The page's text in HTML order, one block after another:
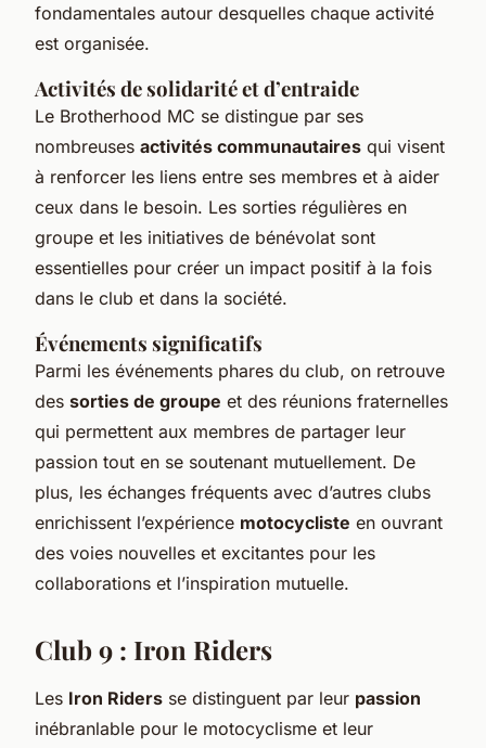
fondamentales autour desquelles chaque activité
est organisée.
Activités de solidarité et d’entraide
Le Brotherhood MC se distingue par ses
nombreuses activités communautaires qui visent
à renforcer les liens entre ses membres et à aider
ceux dans le besoin. Les sorties régulières en
groupe et les initiatives de bénévolat sont
essentielles pour créer un impact positif à la fois
dans le club et dans la société.
Événements significatifs
Parmi les événements phares du club, on retrouve
des sorties de groupe et des réunions fraternelles
qui permettent aux membres de partager leur
passion tout en se soutenant mutuellement. De
plus, les échanges fréquents avec d’autres clubs
enrichissent l’expérience motocycliste en ouvrant
des voies nouvelles et excitantes pour les
collaborations et l’inspiration mutuelle.
Club 9 : Iron Riders
Les Iron Riders se distinguent par leur passion
inébranlable pour le motocyclisme et leur